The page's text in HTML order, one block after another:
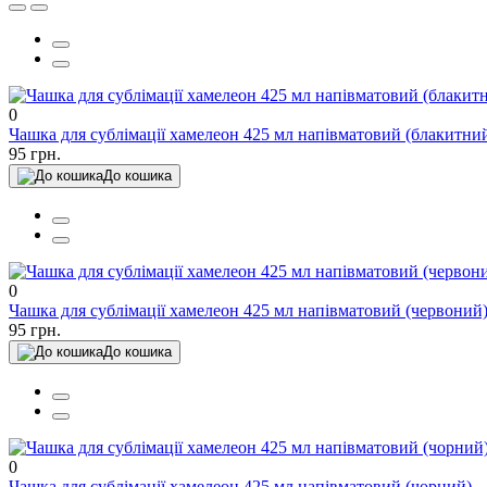
0
Чашка для сублімації хамелеон 425 мл напівматовий
95 грн.
До кошика
0
Чашка для сублімації хамелеон 425 мл напівматовий (червоний)
95 грн.
До кошика
0